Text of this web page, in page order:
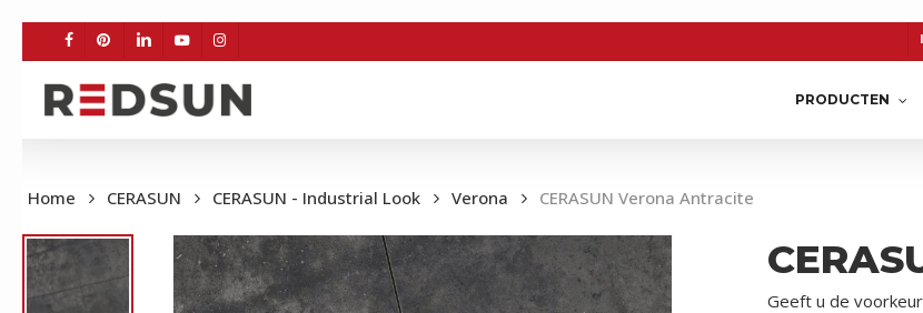
main
content
FACEBOOKPINTEREST
LINKEDINYOUTUBEINSTAGRAM
PRODUCTEN
BETON CERASUN
Home CERASUN CERASUN - Industrial Look Verona CERASUN Verona Antracite
Geeft u de